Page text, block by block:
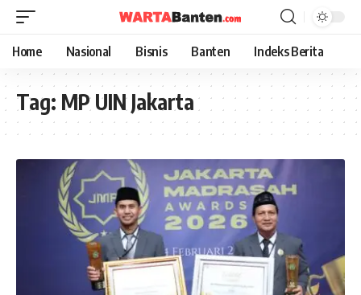
Home Nasional Bisnis Banten Indeks Berita
Tag: MP UIN Jakarta